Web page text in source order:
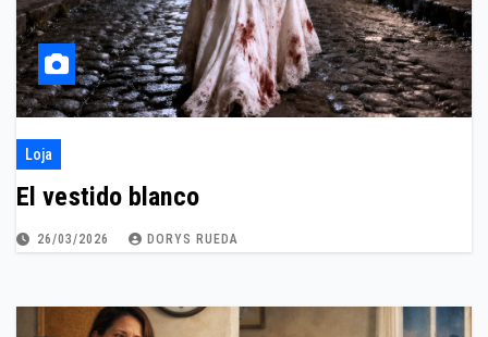
Loja
El vestido blanco
26/03/2026 DORYS RUEDA